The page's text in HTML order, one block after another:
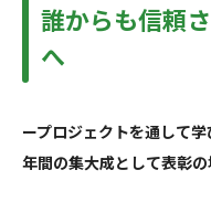
誰からも信頼
へ
ープロジェクトを通して学
年間の集大成として表彰